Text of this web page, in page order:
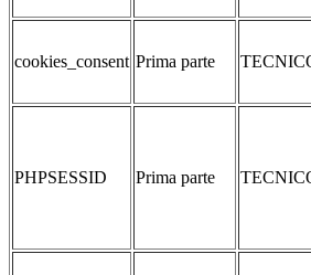
cookies_consent Prima parte
PHPSESSID Prima parte